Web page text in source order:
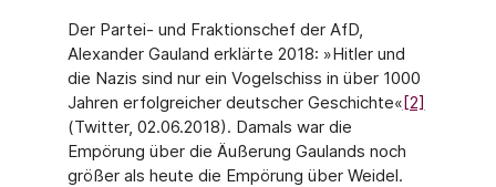
Der Partei- und Fraktionschef der AfD,
Alexander Gauland erklärte 2018: »Hitler und
die Nazis sind nur ein Vogelschiss in über 1000
Jahren erfolgreicher deutscher Geschichte«[2]
(Twitter, 02.06.2018). Damals war die
Empörung über die Äußerung Gaulands noch
größer als heute die Empörung über Weidel.